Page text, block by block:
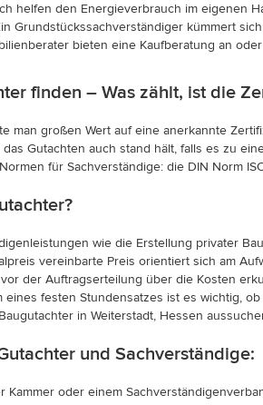
helfen den Energieverbrauch im eigenen
Grundstückssachverständiger kümmert
bieten eine Kaufberatung an
finden – Was zählt, ist die
man großen Wert auf eine anerkannte
Gutachten auch stand hält, falls es zu
für Sachverständige: die DIN Norm
wie die Erstellung privater
vereinbarte Preis orientiert sich am
der Auftragserteilung über die Kosten
eines festen Stundensatzes ist es wichtig,
in Weiterstadt, Hessen
und Sachverständige:
Kammer oder einem